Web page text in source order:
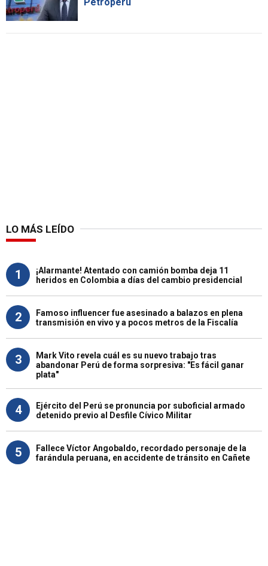
LO MÁS LEÍDO
1
¡Alarmante! Atentado con camión bomba deja 11
heridos en Colombia a días del cambio presidencial
2
Famoso influencer fue asesinado a balazos en plena
transmisión en vivo y a pocos metros de la Fiscalía
3
Mark Vito revela cuál es su nuevo trabajo tras
abandonar Perú de forma sorpresiva: "Es fácil ganar
plata"
4
Ejército del Perú se pronuncia por suboficial armado
detenido previo al Desfile Cívico Militar
5
Fallece Víctor Angobaldo, recordado personaje de la
farándula peruana, en accidente de tránsito en Cañete